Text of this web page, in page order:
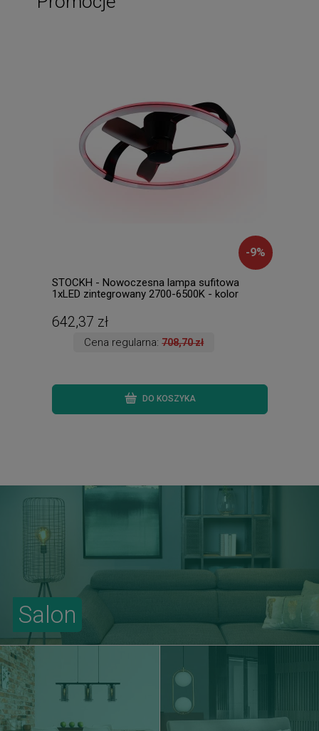
-9%
STOCKH - Nowoczesna lampa sufitowa
1xLED zintegrowany 2700-6500K - kolor
642,37 zł
Cena regularna:708,70 zł
DO KOSZYKA
Salon